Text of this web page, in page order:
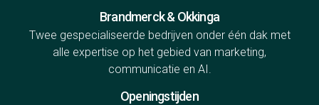
Brandmerck & Okkinga
Twee gespecialiseerde bedrijven onder één dak met
alle expertise op het gebied van marketing,
communicatie en AI.
Openingstijden